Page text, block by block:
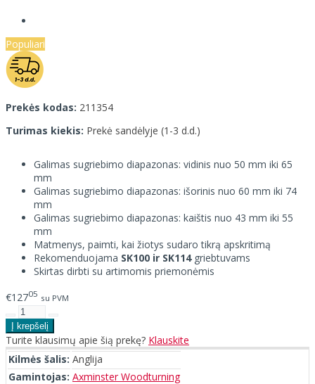
Populiari
Prekės kodas: 211354
Turimas kiekis: Prekė sandėlyje (1-3 d.d.)
Galimas sugriebimo diapazonas: vidinis nuo 50 mm iki 65
mm
Galimas sugriebimo diapazonas: išorinis nuo 60 mm iki 74
mm
Galimas sugriebimo diapazonas: kaištis nuo 43 mm iki 55
mm
Matmenys, paimti, kai žiotys sudaro tikrą apskritimą
Rekomenduojama SK100 ir SK114griebtuvams
Skirtas dirbti su artimomis priemonėmis
€12705 su PVM
Turite klausimų apie šią prekę? Klauskite
Kilmės šalis: Anglija
Gamintojas: Axminster Woodturning